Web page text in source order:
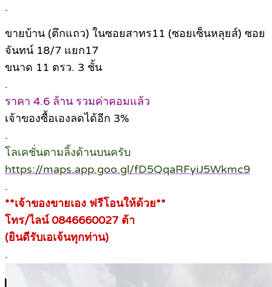
.
ขายบ้าน (ตึกแถว) ในซอยสาทร11 (ซอยเซ็นหลุยส์) ซอย
จันทน์ 18/7 แยก17
ขนาด 11 ตรว. 3 ชั้น
.
ราคา 4.6 ล้าน รวมค่าคอมแล้ว
เจ้าของซื้อเองลดได้อีก 3%
.
โลเคชั่นตามลิ้งด้านบนครับ
https://maps.app.goo.gl/fD5QqaRFyiJ5Wkmc9
.
**เจ้าของขายเอง ฟรีโอนให้ด้วย**
โทร/ไลน์ 0846660027 ต้า
(ยินดีรับเอเจ้นทุกท่าน)
.